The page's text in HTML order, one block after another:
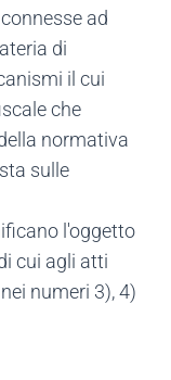
ad
di
il cui
che
normativa
sulle
l'oggetto
cui agli atti
numeri 3), 4)